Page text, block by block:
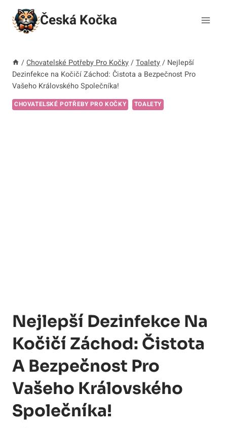
Přeskočit
obsah
Česká Kočka
/ Chovatelské Potřeby Pro Kočky / Toalety / Nejlepší
Dezinfekce na Kočičí Záchod: Čistota a Bezpečnost Pro
Vašeho Královského Společníka!
CHOVATELSKÉ POTŘEBY PRO KOČKY TOALETY
Nejlepší Dezinfekce Na
Kočičí Záchod: Čistota
A Bezpečnost Pro
Vašeho Královského
Společníka!